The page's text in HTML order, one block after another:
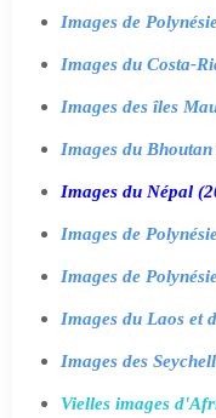
Images de
Images du Costa-
Images des îles
Images du
Images du Népal
Images de
Images de
Images du Laos et
Images des
Vielles images